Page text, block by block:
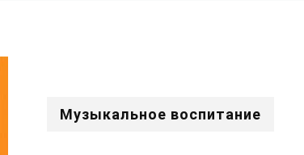
Музыкальное воспитание